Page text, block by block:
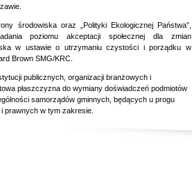
środowiska oraz „Polityki Ekologicznej Państwa”,
poziomu akceptacji społecznej dla zmian
w ustawie o utrzymaniu czystości i porządku w
Brown SMG/KRC.
publicznych, organizacji branżowych i
płaszczyzna do wymiany doświadczeń podmiotów
samorządów gminnych, będących u progu
prawnych w tym zakresie.